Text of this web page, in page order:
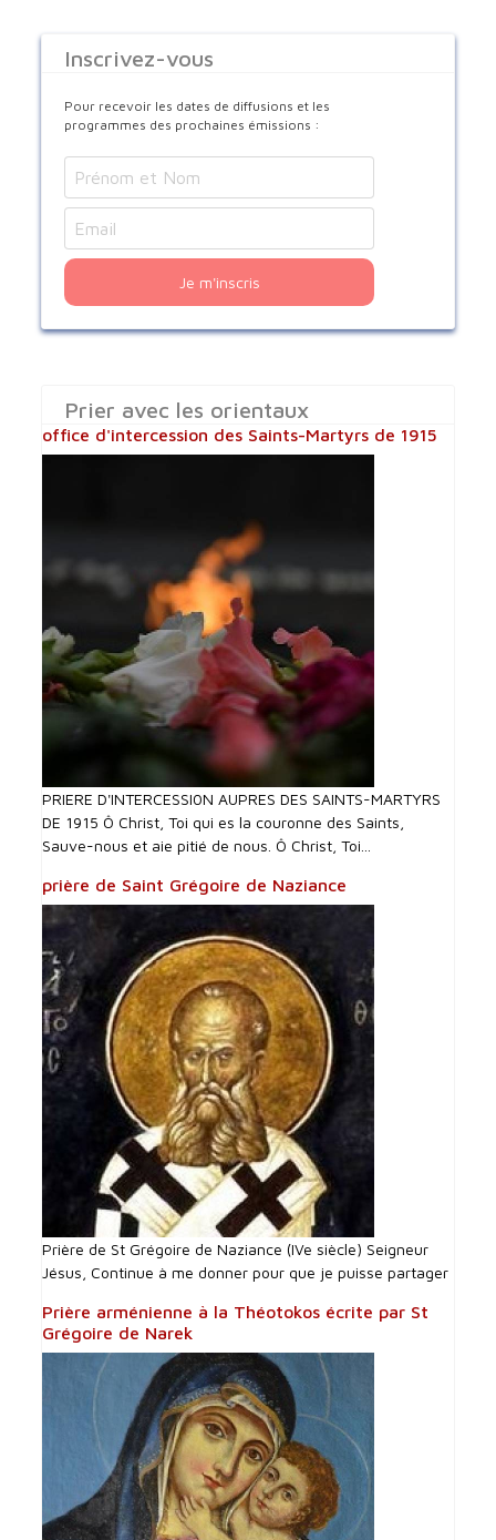
Inscrivez-vous
Pour recevoir les dates de diffusions et les
programmes des prochaines émissions :
Je m'inscris
Prier avec les orientaux
office d'intercession des Saints-Martyrs de 1915
PRIERE D'INTERCESSI0N AUPRES DES SAINTS-MARTYRS
DE 1915 Ô Christ, Toi qui es la couronne des Saints,
Sauve-nous et aie pitié de nous. Ô Christ, Toi...
prière de Saint Grégoire de Naziance
Prière de St Grégoire de Naziance (IVe siècle) Seigneur
Jésus, Continue à me donner pour que je puisse partager
Prière arménienne à la Théotokos écrite par St
Grégoire de Narek